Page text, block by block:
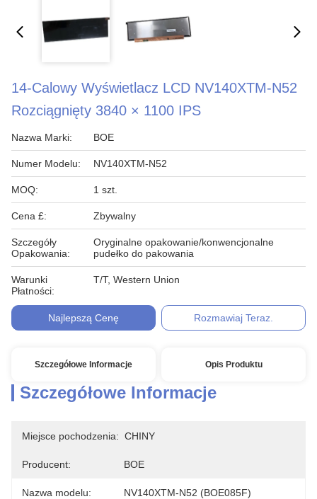
14-Calowy Wyświetlacz LCD NV140XTM-N52
Rozciągnięty 3840 × 1100 IPS
Nazwa Marki: BOE
Numer Modelu: NV140XTM-N52
MOQ: 1 szt.
Cena £: Zbywalny
Szczegóły
Opakowania:
Oryginalne opakowanie/konwencjonalne
pudełko do pakowania
Warunki
Płatności:
T/T, Western Union
Najlepszą Cenę Rozmawiaj Teraz.
Szczegółowe Informacje Opis Produktu
Szczegółowe Informacje
Miejsce pochodzenia: CHINY
Producent: BOE
Nazwa modelu: NV140XTM-N52 (BOE085F)